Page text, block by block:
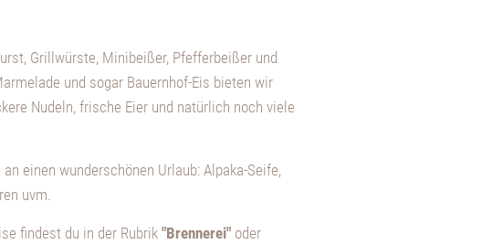
Grillwürste, Minibeißer, Pfefferbeißer und
und sogar Bauernhof-Eis bieten wir
Nudeln, frische Eier und natürlich noch viele
einen wunderschönen Urlaub: Alpaka-Seife,
uvm.
findest du in der Rubrik "Brennerei" oder